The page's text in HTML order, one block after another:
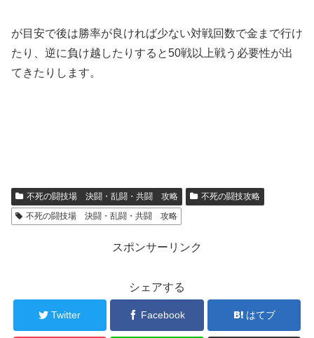
が目安で後は勝率が良ければ少ない対戦回数で金まで行け
たり、逆に負け越したりすると50戦以上戦う必要性が出
てきたりします。
不死の闘技場 決闘・乱闘・共闘 攻略
不死の闘技攻略
不死の闘技場 決闘・乱闘・共闘 攻略
スポンサーリンク
シェアする
Twitter Facebook はてブ